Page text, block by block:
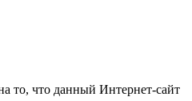
то, что данный Интернет-сайт